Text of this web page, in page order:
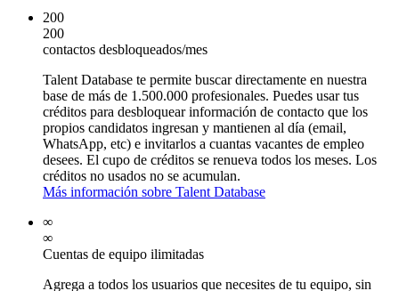
200
200
contactos desbloqueados/mes
Talent Database te permite buscar directamente en nuestra
base de más de 1.500.000 profesionales. Puedes usar tus
créditos para desbloquear información de contacto que los
propios candidatos ingresan y mantienen al día (email,
WhatsApp, etc) e invitarlos a cuantas vacantes de empleo
desees. El cupo de créditos se renueva todos los meses. Los
créditos no usados no se acumulan.
Más información sobre Talent Database
∞
∞
Cuentas de equipo ilimitadas
Agrega a todos los usuarios que necesites de tu equipo, sin